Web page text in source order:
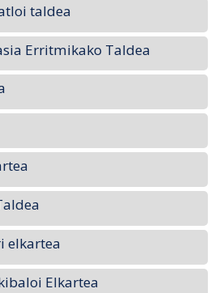
taldea
Erritmikako Taldea
elkartea
Elkartea